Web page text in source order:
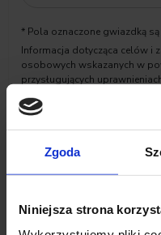
Zgoda
Niniejsza strona
* Pola oznaczone gwiazdką
Informacja dotycząca celów i
osobowych wskazanych w
przysługujących